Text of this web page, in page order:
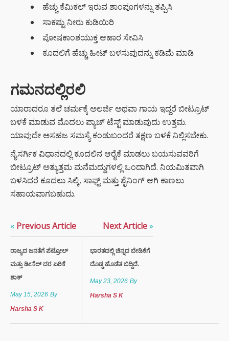
ಹೆಚ್ಚು ಕೆಮಿಕಲ್ ಇರುವ ಶಾಂಪೂಗಳನ್ನು ತಪ್ಪಿಸಿ
ಸಾಕಷ್ಟು ನೀರು ಕುಡಿಯಿರಿ
ಪೋಷಕಾಂಶಯುಕ್ತ ಆಹಾರ ಸೇವಿಸಿ
ಕೂದಲಿಗೆ ಹೆಚ್ಚು ಹೀಟ್ ಬಳಸುವುದನ್ನು ಕಡಿಮೆ ಮಾಡಿ
ಗಮನದಲ್ಲಿರಲಿ
ಯಾರಾದರೂ ತಲೆ ಚರ್ಮಕ್ಕೆ ಅಲರ್ಜಿ ಅಥವಾ ಗಾಯ ಇದ್ದರೆ ಬೀಟ್ರೂಟ್
ಬಳಕೆ ಮಾಡುವ ಮೊದಲು ಪ್ಯಾಚ್ ಟೆಸ್ಟ್ ಮಾಡುವುದು ಉತ್ತಮ.
ಯಾವುದೇ ಅಸಹಜ ಸಮಸ್ಯೆ ಕಂಡುಬಂದರೆ ತಕ್ಷಣ ಬಳಕೆ ನಿಲ್ಲಿಸಬೇಕು.
ನೈಸರ್ಗಿಕ ವಿಧಾನದಲ್ಲಿ ಕೂದಲಿನ ಆರೈಕೆ ಮಾಡಲು ಬಯಸುವವರಿಗೆ
ಬೀಟ್ರೂಟ್ ಅತ್ಯುತ್ತಮ ಮನೆಮದ್ದುಗಳಲ್ಲಿ ಒಂದಾಗಿದೆ. ನಿಯಮಿತವಾಗಿ
ಬಳಸಿದರೆ ಕೂದಲು ಸಿಲ್ಕಿ, ಸಾಫ್ಟ್ ಮತ್ತು ಶೈನಿಂಗ್ ಆಗಿ ಕಾಣಲು
ಸಹಾಯವಾಗಬಹುದು.
« Previous Article
ರಾಜ್ಯದ ಜನತೆಗೆ ಪೆಟ್ರೋಲ್
ಮತ್ತು ಡೀಸೆಲ್ ದರ ಏರಿಕೆ
ಶಾಕ್
May 15, 2026 By
Harsha S K
Next Article»
ಭಾರತದಲ್ಲಿ ಚಿನ್ನದ ಬೇಡಿಕೆಗೆ
ದೊಡ್ಡ ಹೊಡೆತ ಬಿದ್ದಿದೆ.
May 23, 2026 By
Harsha S K